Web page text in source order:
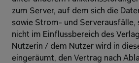
zum Server, auf dem sich die
sowie Strom- und Serverausfälle,
nicht im Einflussbereich des
Nutzerin / dem Nutzer wird in
eingeräumt, den Vertrag nach